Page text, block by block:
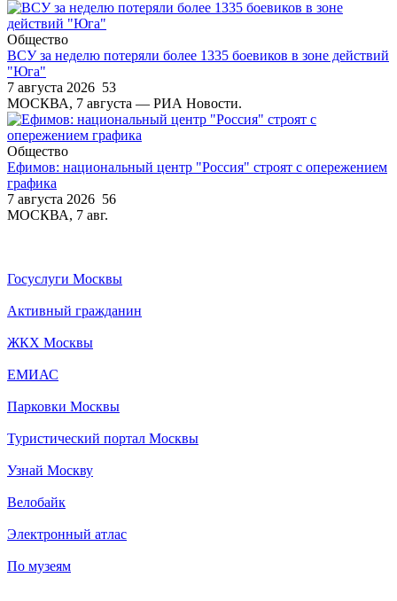
Общество
ВСУ за неделю потеряли более 1335 боевиков в зоне действий
"Юга"
7 августа 2026 53
МОСКВА, 7 августа — РИА Новости.
Общество
Ефимов: национальный центр "Россия" строят с опережением
графика
7 августа 2026 56
МОСКВА, 7 авг.
Госуслуги Москвы
Активный гражданин
ЖКХ Москвы
ЕМИАС
Парковки Москвы
Туристический портал Москвы
Узнай Москву
Велобайк
Электронный атлас
По музеям